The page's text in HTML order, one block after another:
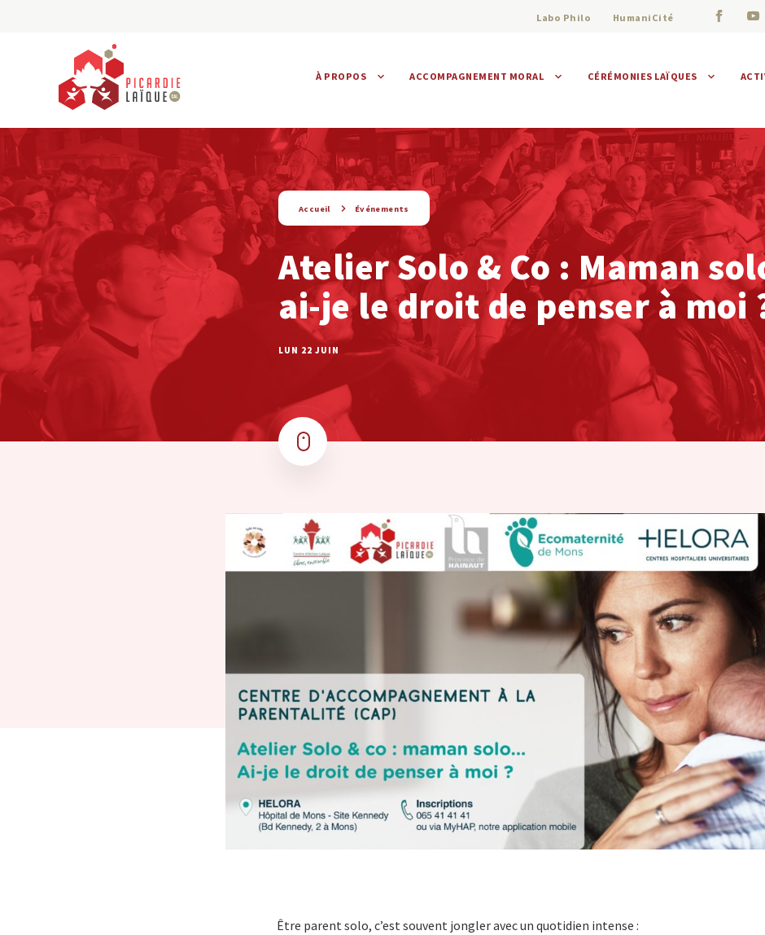
Labo Philo HumaniCité
À PROPOS ACCOMPAGNEMENT MORAL
Assistance morale Individuelle
Collective
CÉRÉMONIES LAÏQUES
string(9) « evenement »
Accueil Événements
Atelier Solo & Co : Maman
ai-je le droit de penser à moi
LUN 22 JUIN
Être parent solo, c’est souvent jongler avec un quotidien intense :